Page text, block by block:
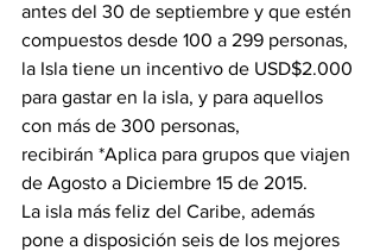
antes del 30 de septiembre y que estén
compuestos desde 100 a 299 personas,
la Isla tiene un incentivo de USD$2.000
para gastar en la isla, y para aquellos
con más de 300 personas,
recibirán *Aplica para grupos que viajen
de Agosto a Diciembre 15 de 2015.
La isla más feliz del Caribe, además
pone a disposición seis de los mejores